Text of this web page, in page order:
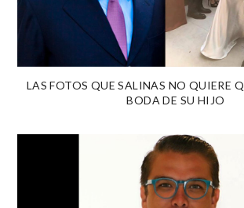
LAS FOTOS QUE SALINAS NO QUIERE
BODA DE SU HIJO